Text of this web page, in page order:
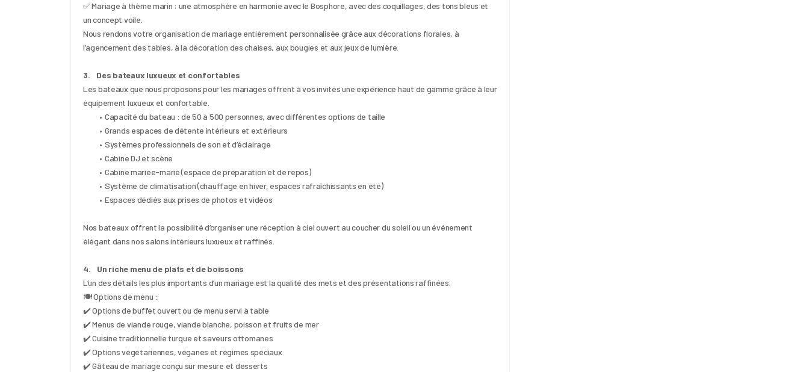
✅ Mariage à thème marin : une atmosphère en harmonie avec le Bosphore, avec des coquillages, des tons bleus et
un concept voile.
Nous rendons votre organisation de mariage entièrement personnalisée grâce aux décorations florales, à
l’agencement des tables, à la décoration des chaises, aux bougies et aux jeux de lumière.
3.    Des bateaux luxueux et confortables
Les bateaux que nous proposons pour les mariages offrent à vos invités une expérience haut de gamme grâce à leur
équipement luxueux et confortable.
Capacité du bateau : de 50 à 500 personnes, avec différentes options de taille
Grands espaces de détente intérieurs et extérieurs
Systèmes professionnels de son et d’éclairage
Cabine DJ et scène
Cabine mariée-marié (espace de préparation et de repos)
Système de climatisation (chauffage en hiver, espaces rafraîchissants en été)
Espaces dédiés aux prises de photos et vidéos
Nos bateaux offrent la possibilité d’organiser une réception à ciel ouvert au coucher du soleil ou un événement
élégant dans nos salons intérieurs luxueux et raffinés.
4.    Un riche menu de plats et de boissons
L’un des détails les plus importants d’un mariage est la qualité des mets et des présentations raffinées.
🍽 Options de menu :
✔️ Options de buffet ouvert ou de menu servi à table
✔️ Menus de viande rouge, viande blanche, poisson et fruits de mer
✔️ Cuisine traditionnelle turque et saveurs ottomanes
✔️ Options végétariennes, véganes et régimes spéciaux
✔️ Gâteau de mariage conçu sur mesure et desserts